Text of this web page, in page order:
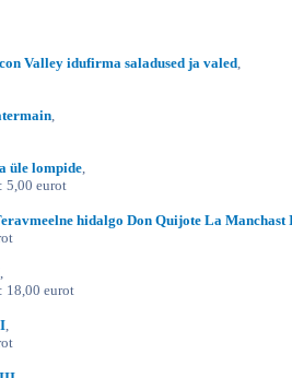
Valley idufirma saladused ja valed
üle lompide
5,00 eurot
hidalgo Don Quijote La Manchast
18,00 eurot